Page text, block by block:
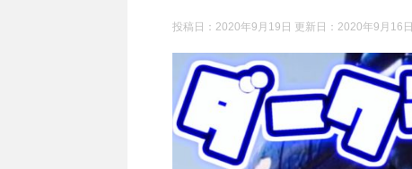
投稿日：2020年9月19日 更新日： 2020年9月16日